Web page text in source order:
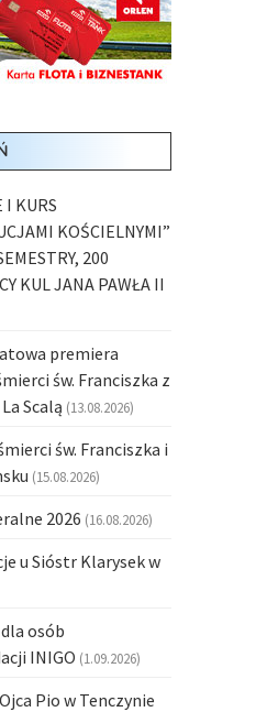
I KURS
KOŚCIELNYMI”
200
KUL JANA PAWŁA II
premiera
św. Franciszka z
Scalą (13.08.2026)
św. Franciszka i
(15.08.2026)
2026 (16.08.2026)
u Sióstr Klarysek w
osób
INIGO (1.09.2026)
Pio w Tenczynie